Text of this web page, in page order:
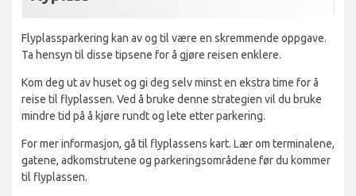
Flyplassparkering kan av og til være en skremmende oppgave.
Ta hensyn til disse tipsene for å gjøre reisen enklere.
Kom deg ut av huset og gi deg selv minst en ekstra time for å
reise til flyplassen. Ved å bruke denne strategien vil du bruke
mindre tid på å kjøre rundt og lete etter parkering.
For mer informasjon, gå til flyplassens kart. Lær om terminalene,
gatene, adkomstrutene og parkeringsområdene før du kommer
til flyplassen.